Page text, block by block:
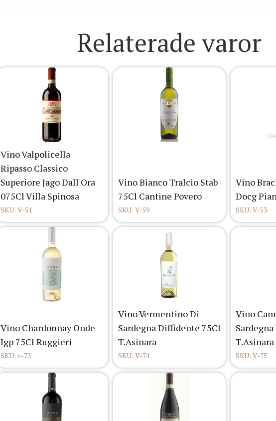
Relaterade varor
Vino Valpolicella
Ripasso Classico
Superiore Jago Dall'Ora
075Cl Villa Spinosa
SKU: V-51
Vino Bianco Tralcio Stab
75Cl Cantine Povero
SKU: V-59
Vino
Docg
SKU: V-53
Vino Chardonnay Onde
Igp 75Cl Ruggieri
SKU: v-72
Vino Vermentino Di
Sardegna Diffidente 75Cl
T.Asinara
SKU: V-74
Vino
T.Asinara
SKU: V-75